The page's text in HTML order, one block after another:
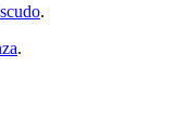
.
.